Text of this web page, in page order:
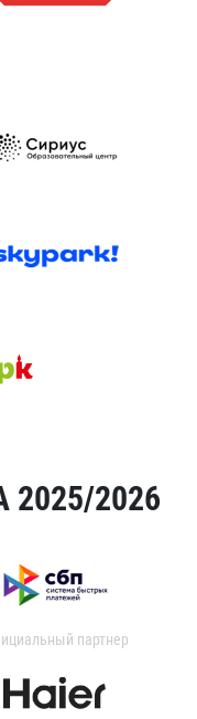
2026
партнер